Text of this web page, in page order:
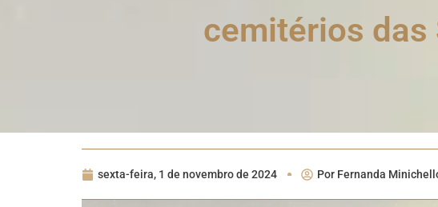
cemitérios das
sexta-feira, 1 de novembro de 2024 Por Fernanda